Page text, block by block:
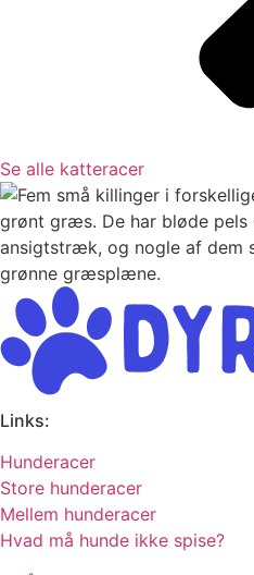
Se alle katteracer
Links:
Hunderacer
Store hunderacer
Mellem hunderacer
Hvad må hunde ikke spise?